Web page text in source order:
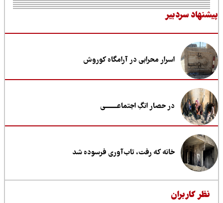
سردبیر
اسرار محرابی در آرامگاه کوروش
در حصار انگِ اجتماعــــــــی
خانه که رفت، تاب‌آوری فرسوده شد
کاربران